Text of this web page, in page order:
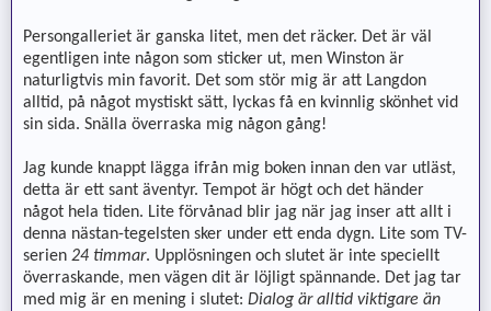
Persongalleriet är ganska litet, men det räcker. Det är väl
egentligen inte någon som sticker ut, men Winston är
naturligtvis min favorit. Det som stör mig är att Langdon
alltid, på något mystiskt sätt, lyckas få en kvinnlig skönhet vid
sin sida. Snälla överraska mig någon gång!
Jag kunde knappt lägga ifrån mig boken innan den var utläst,
detta är ett sant äventyr. Tempot är högt och det händer
något hela tiden. Lite förvånad blir jag när jag inser att allt i
denna nästan-tegelsten sker under ett enda dygn. Lite som TV-
serien 24 timmar. Upplösningen och slutet är inte speciellt
överraskande, men vägen dit är löjligt spännande. Det jag tar
med mig är en mening i slutet: Dialog är alltid viktigare än